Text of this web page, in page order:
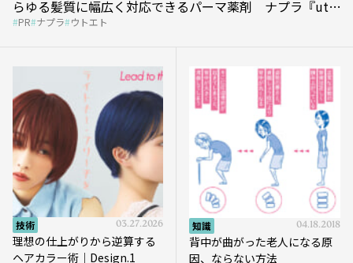
らゆる髪質に幅広く対応できるパーマ薬剤 ナプラ『ut-
et』
PR ナプラ ウトエト
技術 03.27.2026
理想の仕上がりから逆算する
ヘアカラー術｜Design.1
知識 04.18.2018
背中が曲がった老人になる原
因、ならない方法